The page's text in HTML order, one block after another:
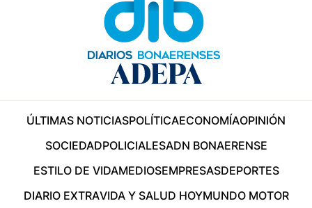
ÚLTIMAS NOTICIASPOLÍTICAECONOMÍAOPINIÓN
SOCIEDADPOLICIALESADN BONAERENSE
ESTILO DE VIDAMEDIOSEMPRESASDEPORTES
DIARIO EXTRAVIDA Y SALUD HOYMUNDO MOTOR